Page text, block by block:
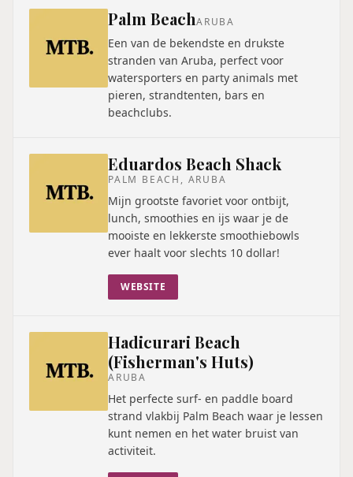
Palm BeachARUBA
Een van de bekendste en drukste
stranden van Aruba, perfect voor
watersporters en party animals met
pieren, strandtenten, bars en
beachclubs.
Eduardos Beach Shack
PALM BEACH, ARUBA
Mijn grootste favoriet voor ontbijt,
lunch, smoothies en ijs waar je de
mooiste en lekkerste smoothiebowls
ever haalt voor slechts 10 dollar!
WEBSITE
Hadicurari Beach
(Fisherman's Huts)
ARUBA
Het perfecte surf- en paddle board
strand vlakbij Palm Beach waar je lessen
kunt nemen en het water bruist van
activiteit.